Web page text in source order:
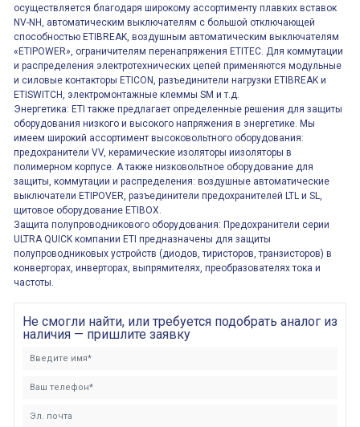
осуществляется благодаря широкому ассортименту плавких вставок
NV-NH, автоматическим выключателям с большой отключающей
способностью ETIBREAK, воздушным автоматическим выключателям
«ETIPOWER», ограничителям перенапряжения ETITEC. Для коммутации
и распределения электротехнических цепей применяются модульные
и силовые контакторы ETICON, разъединители нагрузки ETIBREAK и
ETISWITCH, электромонтажные клеммы SM и т.д.
Энергетика: ETI также предлагает определенные решения для защиты
оборудования низкого и высокого напряжения в энергетике. Мы
имеем широкий ассортимент высоковольтного оборудования:
предохранители VV, керамические изоляторы иизоляторы в
полимерном корпусе. А также низковольтное оборудование для
защиты, коммутации и распределения: воздушные автоматические
выключатели ETIPOVER, разъединители предохранителей LTL и SL,
щитовое оборудование ETIBOX.
Защита полупроводникового оборудования: Предохранители серии
ULTRA QUICK компании ETI предназначены для защиты
полупроводниковых устройств (диодов, тиристоров, транзисторов) в
конверторах, инверторах, выпрямителях, преобразователях тока и
частоты.
Не смогли найти, или требуется подобрать аналог из
наличия — пришлите заявку